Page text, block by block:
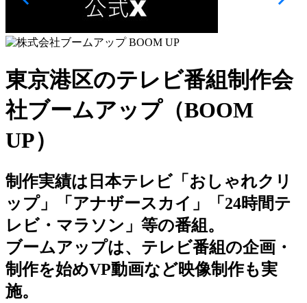
東京港区のテレビ番組制作会
社ブームアップ（BOOM
UP）
制作実績は日本テレビ「おしゃれクリ
ップ」「アナザースカイ」「24時間テ
レビ・マラソン」等の番組。
ブームアップは、テレビ番組の企画・
制作を始めVP動画など映像制作も実
施。